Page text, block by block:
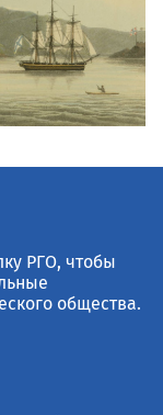
РГО, чтобы
общества.